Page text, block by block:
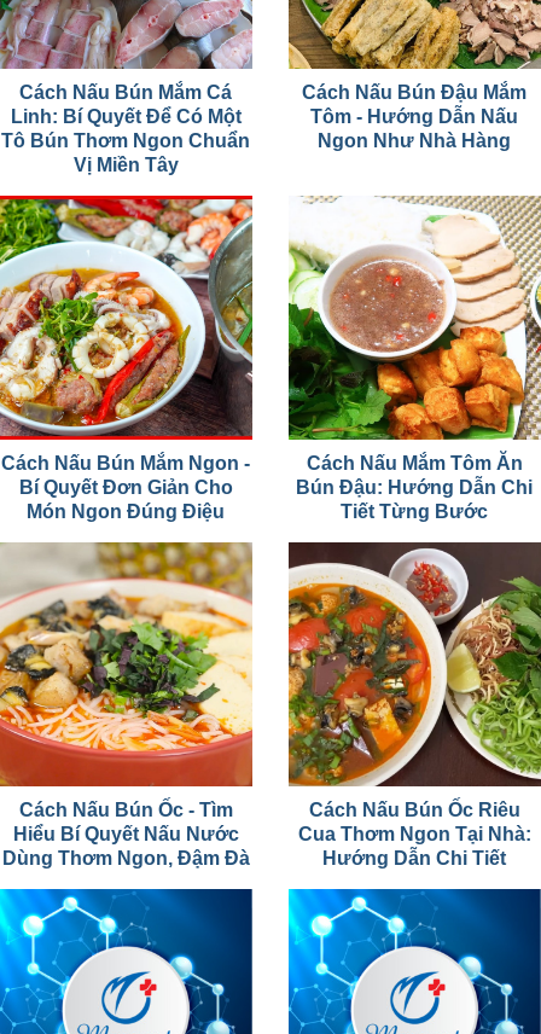
Cách Nấu Bún Mắm Cá
Linh: Bí Quyết Để Có Một
Tô Bún Thơm Ngon Chuẩn
Vị Miền Tây
Cách Nấu Bún Đậu Mắm
Tôm - Hướng Dẫn Nấu
Ngon Như Nhà Hàng
Cách Nấu Bún Mắm Ngon -
Bí Quyết Đơn Giản Cho
Món Ngon Đúng Điệu
Cách Nấu Mắm Tôm Ăn
Bún Đậu: Hướng Dẫn Chi
Tiết Từng Bước
Cách Nấu Bún Ốc - Tìm
Hiểu Bí Quyết Nấu Nước
Dùng Thơm Ngon, Đậm Đà
Cách Nấu Bún Ốc Riêu
Cua Thơm Ngon Tại Nhà:
Hướng Dẫn Chi Tiết